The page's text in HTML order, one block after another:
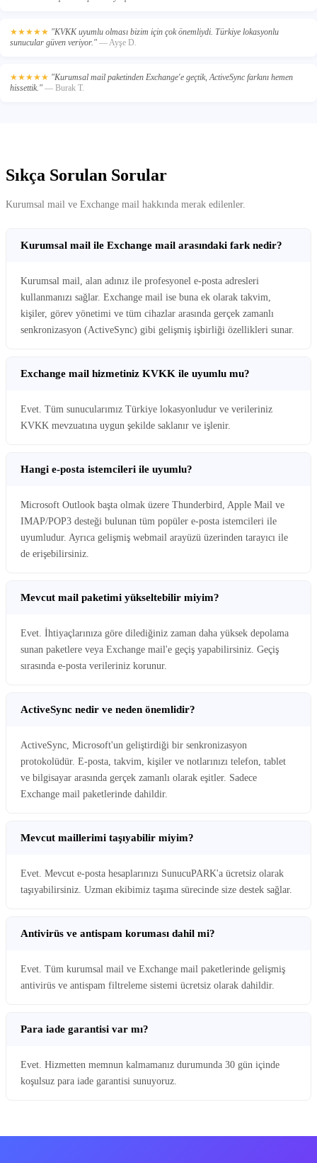
★★★★★ "KVKK uyumlu olması bizim için çok önemliydi. Türkiye lokasyonlu
sunucular güven veriyor." — Ayşe D.
★★★★★ "Kurumsal mail paketinden Exchange'e geçtik, ActiveSync farkını hemen
hissettik." — Burak T.
Sıkça Sorulan Sorular
Kurumsal mail ve Exchange mail hakkında merak edilenler.
Kurumsal mail ile Exchange mail arasındaki fark nedir?
Kurumsal mail, alan adınız ile profesyonel e-posta adresleri
kullanmanızı sağlar. Exchange mail ise buna ek olarak takvim,
kişiler, görev yönetimi ve tüm cihazlar arasında gerçek zamanlı
senkronizasyon (ActiveSync) gibi gelişmiş işbirliği özellikleri sunar.
Exchange mail hizmetiniz KVKK ile uyumlu mu?
Evet. Tüm sunucularımız Türkiye lokasyonludur ve verileriniz
KVKK mevzuatına uygun şekilde saklanır ve işlenir.
Hangi e-posta istemcileri ile uyumlu?
Microsoft Outlook başta olmak üzere Thunderbird, Apple Mail ve
IMAP/POP3 desteği bulunan tüm popüler e-posta istemcileri ile
uyumludur. Ayrıca gelişmiş webmail arayüzü üzerinden tarayıcı ile
de erişebilirsiniz.
Mevcut mail paketimi yükseltebilir miyim?
Evet. İhtiyaçlarınıza göre dilediğiniz zaman daha yüksek depolama
sunan paketlere veya Exchange mail'e geçiş yapabilirsiniz. Geçiş
sırasında e-posta verileriniz korunur.
ActiveSync nedir ve neden önemlidir?
ActiveSync, Microsoft'un geliştirdiği bir senkronizasyon
protokolüdür. E-posta, takvim, kişiler ve notlarınızı telefon, tablet
ve bilgisayar arasında gerçek zamanlı olarak eşitler. Sadece
Exchange mail paketlerinde dahildir.
Mevcut maillerimi taşıyabilir miyim?
Evet. Mevcut e-posta hesaplarınızı SunucuPARK'a ücretsiz olarak
taşıyabilirsiniz. Uzman ekibimiz taşıma sürecinde size destek sağlar.
Antivirüs ve antispam koruması dahil mi?
Evet. Tüm kurumsal mail ve Exchange mail paketlerinde gelişmiş
antivirüs ve antispam filtreleme sistemi ücretsiz olarak dahildir.
Para iade garantisi var mı?
Evet. Hizmetten memnun kalmamanız durumunda 30 gün içinde
koşulsuz para iade garantisi sunuyoruz.